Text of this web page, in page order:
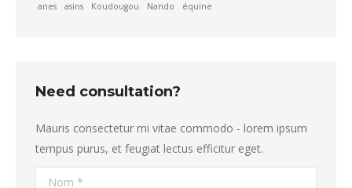
anes asins Koudougou Nando équine
Need consultation?
Mauris consectetur mi vitae commodo - lorem ipsum
tempus purus, et feugiat lectus efficitur eget.
Nom *